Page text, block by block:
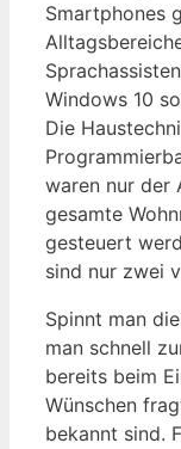
Smartphones
Windows 10
Die
waren nur der
gesamte
gesteuert
sind nur zwei
Spinnt man
man schnell
bereits beim
Wünschen
bekannt sind.